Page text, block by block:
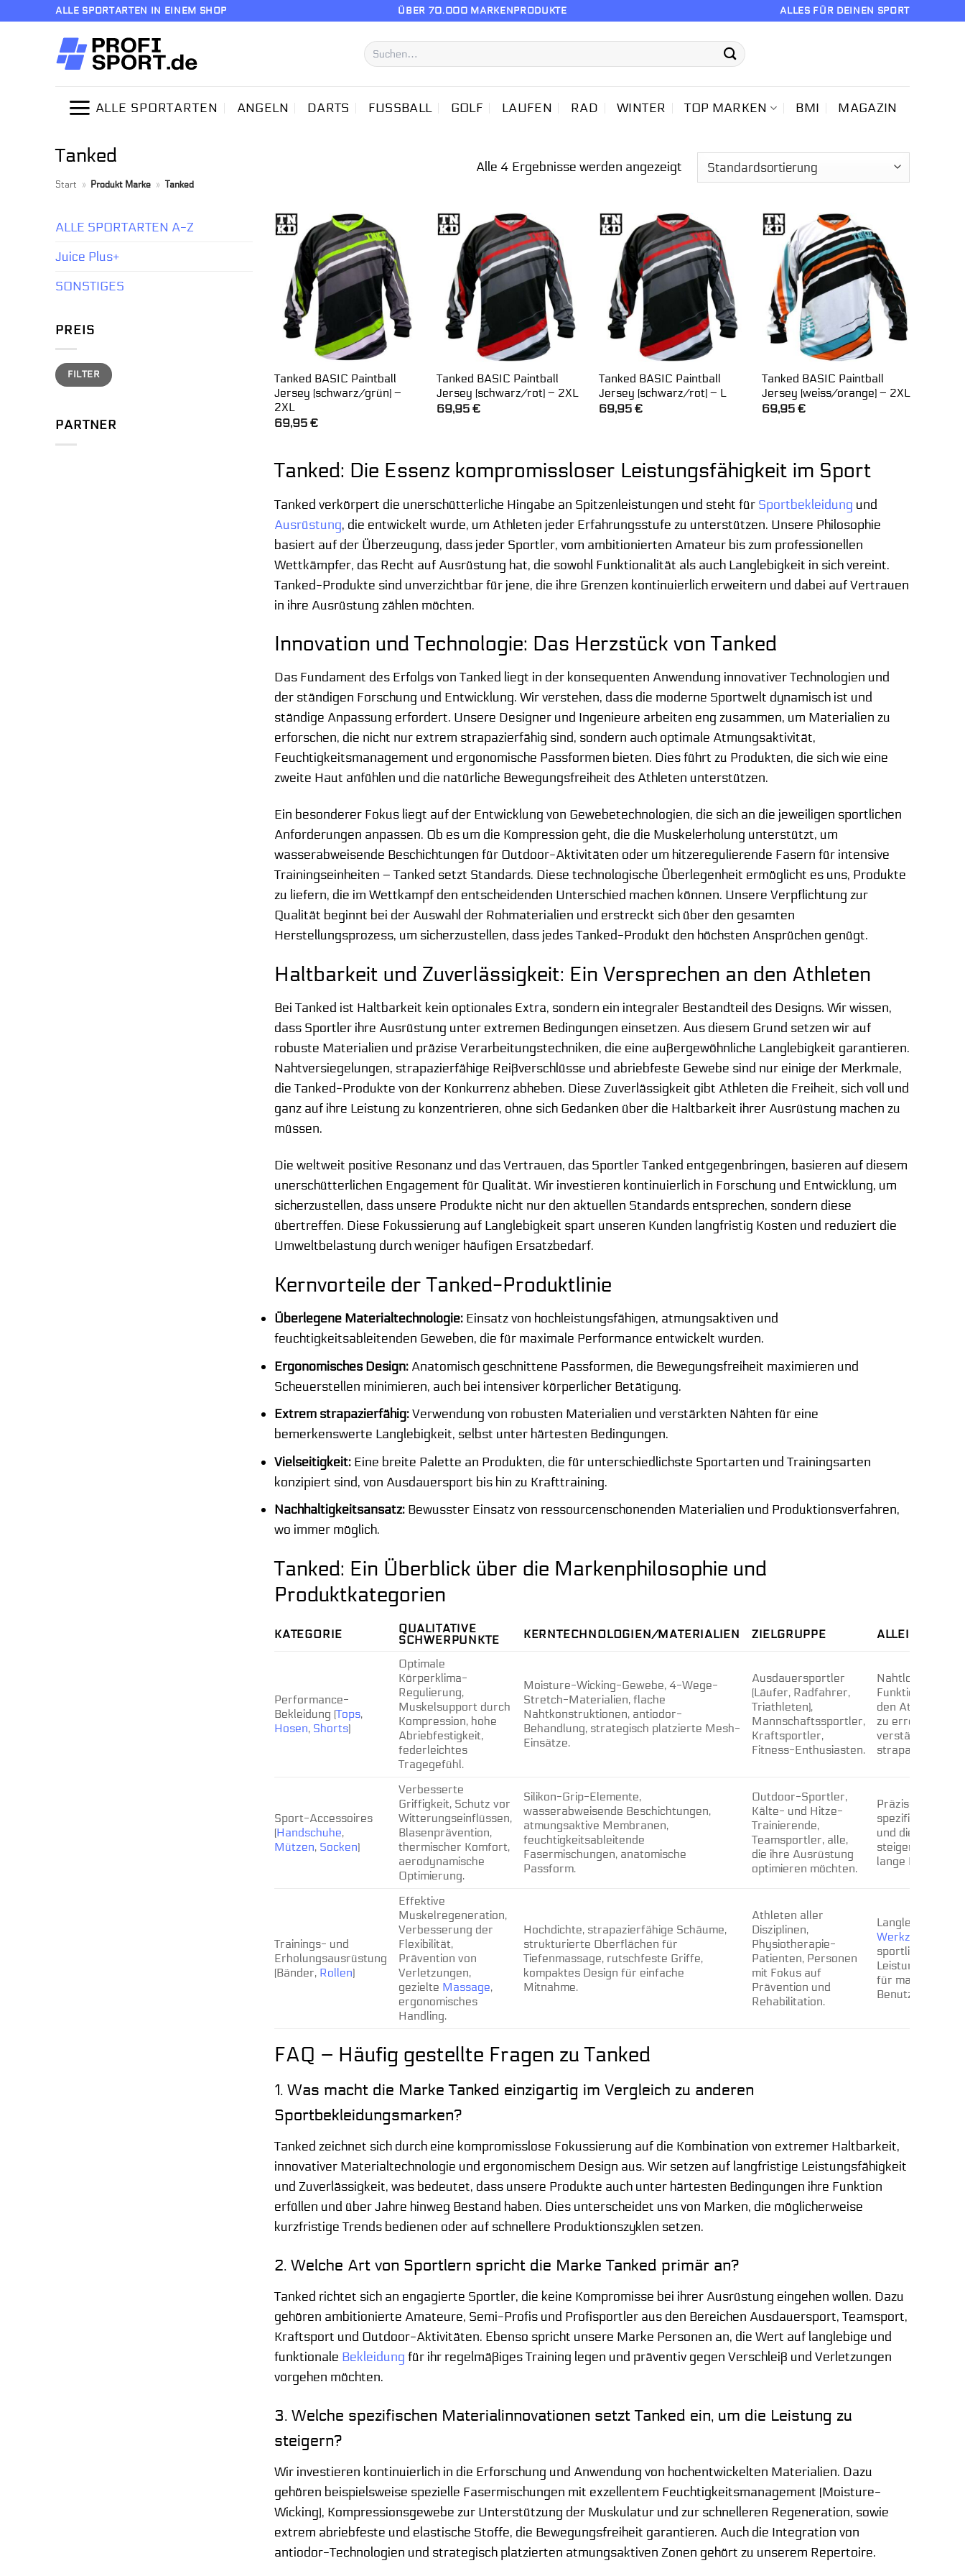
ALLE SPORTARTEN IN EINEM SHOP ÜBER 70.000 MARKENPRODUKTE ALLES FÜR DEINEN SPORT
Suchen
nach:
ALLE SPORTARTEN ANGELN DARTS FUSSBALL GOLF LAUFEN RAD WINTER TOP MARKEN BMI MAGAZIN
Tanked
Start » Produkt Marke » Tanked
Alle 4 Ergebnisse werden angezeigt
ALLE SPORTARTEN A-Z
Juice Plus+
SONSTIGES
PREIS
Min.
Preis
Max.
PreisFILTER
PARTNER
Tanked BASIC Paintball
Jersey (schwarz/grün) –
2XL
69,95 €
Tanked BASIC Paintball
Jersey (schwarz/rot) – 2XL
69,95€
Tanked BASIC Paintball
Jersey (schwarz/rot) – L
69,95€
Tanked BASIC Paintball
Jersey (weiss/orange) – 2XL
69,95 €
Tanked: Die Essenz kompromissloser Leistungsfähigkeit im Sport
Tanked verkörpert die unerschütterliche Hingabe an Spitzenleistungen und steht für Sportbekleidung und
Ausrüstung, die entwickelt wurde, um Athleten jeder Erfahrungsstufe zu unterstützen. Unsere Philosophie
basiert auf der Überzeugung, dass jeder Sportler, vom ambitionierten Amateur bis zum professionellen
Wettkämpfer, das Recht auf Ausrüstung hat, die sowohl Funktionalität als auch Langlebigkeit in sich vereint.
Tanked-Produkte sind unverzichtbar für jene, die ihre Grenzen kontinuierlich erweitern und dabei auf Vertrauen
in ihre Ausrüstung zählen möchten.
Innovation und Technologie: Das Herzstück von Tanked
Das Fundament des Erfolgs von Tanked liegt in der konsequenten Anwendung innovativer Technologien und
der ständigen Forschung und Entwicklung. Wir verstehen, dass die moderne Sportwelt dynamisch ist und
ständige Anpassung erfordert. Unsere Designer und Ingenieure arbeiten eng zusammen, um Materialien zu
erforschen, die nicht nur extrem strapazierfähig sind, sondern auch optimale Atmungsaktivität,
Feuchtigkeitsmanagement und ergonomische Passformen bieten. Dies führt zu Produkten, die sich wie eine
zweite Haut anfühlen und die natürliche Bewegungsfreiheit des Athleten unterstützen.
Ein besonderer Fokus liegt auf der Entwicklung von Gewebetechnologien, die sich an die jeweiligen sportlichen
Anforderungen anpassen. Ob es um die Kompression geht, die die Muskelerholung unterstützt, um
wasserabweisende Beschichtungen für Outdoor-Aktivitäten oder um hitzeregulierende Fasern für intensive
Trainingseinheiten – Tanked setzt Standards. Diese technologische Überlegenheit ermöglicht es uns, Produkte
zu liefern, die im Wettkampf den entscheidenden Unterschied machen können. Unsere Verpflichtung zur
Qualität beginnt bei der Auswahl der Rohmaterialien und erstreckt sich über den gesamten
Herstellungsprozess, um sicherzustellen, dass jedes Tanked-Produkt den höchsten Ansprüchen genügt.
Haltbarkeit und Zuverlässigkeit: Ein Versprechen an den Athleten
Bei Tanked ist Haltbarkeit kein optionales Extra, sondern ein integraler Bestandteil des Designs. Wir wissen,
dass Sportler ihre Ausrüstung unter extremen Bedingungen einsetzen. Aus diesem Grund setzen wir auf
robuste Materialien und präzise Verarbeitungstechniken, die eine außergewöhnliche Langlebigkeit garantieren.
Nahtversiegelungen, strapazierfähige Reißverschlüsse und abriebfeste Gewebe sind nur einige der Merkmale,
die Tanked-Produkte von der Konkurrenz abheben. Diese Zuverlässigkeit gibt Athleten die Freiheit, sich voll und
ganz auf ihre Leistung zu konzentrieren, ohne sich Gedanken über die Haltbarkeit ihrer Ausrüstung machen zu
müssen.
Die weltweit positive Resonanz und das Vertrauen, das Sportler Tanked entgegenbringen, basieren auf diesem
unerschütterlichen Engagement für Qualität. Wir investieren kontinuierlich in Forschung und Entwicklung, um
sicherzustellen, dass unsere Produkte nicht nur den aktuellen Standards entsprechen, sondern diese
übertreffen. Diese Fokussierung auf Langlebigkeit spart unseren Kunden langfristig Kosten und reduziert die
Umweltbelastung durch weniger häufigen Ersatzbedarf.
Kernvorteile der Tanked-Produktlinie
Überlegene Materialtechnologie: Einsatz von hochleistungsfähigen, atmungsaktiven und
feuchtigkeitsableitenden Geweben, die für maximale Performance entwickelt wurden.
Ergonomisches Design: Anatomisch geschnittene Passformen, die Bewegungsfreiheit maximieren und
Scheuerstellen minimieren, auch bei intensiver körperlicher Betätigung.
Extrem strapazierfähig:Verwendung von robusten Materialien und verstärkten Nähten für eine
bemerkenswerte Langlebigkeit, selbst unter härtesten Bedingungen.
Vielseitigkeit: Eine breite Palette an Produkten, die für unterschiedlichste Sportarten und Trainingsarten
konzipiert sind, von Ausdauersport bis hin zu Krafttraining.
Nachhaltigkeitsansatz: Bewusster Einsatz von ressourcenschonenden Materialien und Produktionsverfahren,
wo immer möglich.
Tanked: Ein Überblick über die Markenphilosophie und
Produktkategorien
KATEGORIE
QUALITATIVE
SCHWERPUNKTE
KERNTECHNOLOGIEN/MATERIALIEN ZIELGRUPPE
Performance-
Bekleidung (Tops,
Hosen, Shorts)
Optimale
Körperklima-
Regulierung,
Muskelsupport durch
Kompression, hohe
Abriebfestigkeit,
federleichtes
Tragegefühl.
Moisture-Wicking-Gewebe, 4-Wege-
Stretch-Materialien, flache
Nahtkonstruktionen, antiodor-
Behandlung, strategisch platzierte Mesh-
Einsätze.
Ausdauersportler
(Läufer, Radfahrer,
Triathleten),
Mannschaftssportler,
Kraftsportler,
Fitness-Enthusiasten.
Nahtlose
Funktionalität
den Athleten
zu erreichen.
verstärkte
strapazierfähige
Sport-Accessoires
(Handschuhe,
Mützen, Socken)
Verbesserte
Griffigkeit, Schutz vor
Witterungseinflüssen,
Blasenprävention,
thermischer Komfort,
aerodynamische
Optimierung.
Silikon-Grip-Elemente,
wasserabweisende Beschichtungen,
atmungsaktive Membranen,
feuchtigkeitsableitende
Fasermischungen, anatomische
Passform.
Outdoor-Sportler,
Kälte- und Hitze-
Trainierende,
Teamsportler, alle,
die ihre Ausrüstung
optimieren möchten.
Präzise
spezifische
und die
steigern.
lange
Trainings- und
Erholungsausrüstung
(Bänder, Rollen)
Effektive
Muskelregeneration,
Verbesserung der
Flexibilität,
Prävention von
Verletzungen,
gezielte Massage,
ergonomisches
Handling.
Hochdichte, strapazierfähige Schäume,
strukturierte Oberflächen für
Tiefenmassage, rutschfeste Griffe,
kompaktes Design für einfache
Mitnahme.
Athleten aller
Disziplinen,
Physiotherapie-
Patienten, Personen
mit Fokus auf
Prävention und
Rehabilitation.
Langlebige und
Werkzeuge
sportlichen
für maximale
FAQ – Häufig gestellte Fragen zu Tanked
1. Was macht die Marke Tanked einzigartig im Vergleich zu anderen
Sportbekleidungsmarken?
Tanked zeichnet sich durch eine kompromisslose Fokussierung auf die Kombination von extremer Haltbarkeit,
innovativer Materialtechnologie und ergonomischem Design aus. Wir setzen auf langfristige Leistungsfähigkeit
und Zuverlässigkeit, was bedeutet, dass unsere Produkte auch unter härtesten Bedingungen ihre Funktion
erfüllen und über Jahre hinweg Bestand haben. Dies unterscheidet uns von Marken, die möglicherweise
kurzfristige Trends bedienen oder auf schnellere Produktionszyklen setzen.
2. Welche Art von Sportlern spricht die Marke Tanked primär an?
Tanked richtet sich an engagierte Sportler, die keine Kompromisse bei ihrer Ausrüstung eingehen wollen. Dazu
gehören ambitionierte Amateure, Semi-Profis und Profisportler aus den Bereichen Ausdauersport, Teamsport,
Kraftsport und Outdoor-Aktivitäten. Ebenso spricht unsere Marke Personen an, die Wert auf langlebige und
funktionale Bekleidung für ihr regelmäßiges Training legen und präventiv gegen Verschleiß und Verletzungen
vorgehen möchten.
3. Welche spezifischen Materialinnovationen setzt Tanked ein, um die Leistung zu
steigern?
Wir investieren kontinuierlich in die Erforschung und Anwendung von hochentwickelten Materialien. Dazu
gehören beispielsweise spezielle Fasermischungen mit exzellentem Feuchtigkeitsmanagement (Moisture-
Wicking), Kompressionsgewebe zur Unterstützung der Muskulatur und zur schnelleren Regeneration, sowie
extrem abriebfeste und elastische Stoffe, die Bewegungsfreiheit garantieren. Auch die Integration von
antiodor-Technologien und strategisch platzierten atmungsaktiven Zonen gehört zu unserem Repertoire.